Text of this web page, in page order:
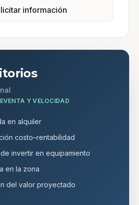
información
Y VELOCIDAD
en alquiler
costo–rentabilidad
invertir en equipamiento
en la zona
del valor proyectado